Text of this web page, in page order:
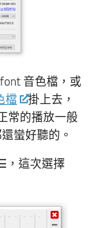
音色檔，或
檔
掛上去，
常的播放一般
蠻好聽的。
，這次選擇